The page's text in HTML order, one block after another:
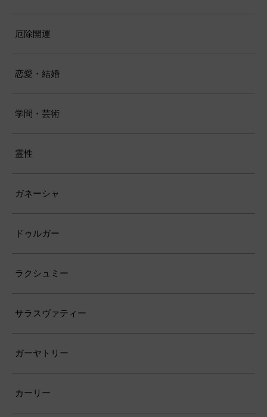
厄除開運
恋愛・結婚
学問・芸術
霊性
ガネーシャ
ドゥルガー
ラクシュミー
サラスヴァティー
ガーヤトリー
カーリー